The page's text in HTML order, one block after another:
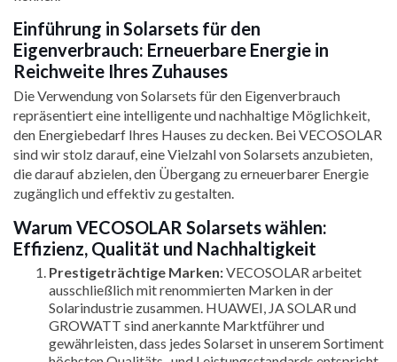
Einführung in Solarsets für den
Eigenverbrauch: Erneuerbare Energie in
Reichweite Ihres Zuhauses
Die Verwendung von Solarsets für den Eigenverbrauch
repräsentiert eine intelligente und nachhaltige Möglichkeit,
den Energiebedarf Ihres Hauses zu decken. Bei VECOSOLAR
sind wir stolz darauf, eine Vielzahl von Solarsets anzubieten,
die darauf abzielen, den Übergang zu erneuerbarer Energie
zugänglich und effektiv zu gestalten.
Warum VECOSOLAR Solarsets wählen:
Effizienz, Qualität und Nachhaltigkeit
Prestigeträchtige Marken:VECOSOLAR arbeitet
ausschließlich mit renommierten Marken in der
Solarindustrie zusammen. HUAWEI, JA SOLAR und
GROWATT sind anerkannte Marktführer und
gewährleisten, dass jedes Solarset in unserem Sortiment